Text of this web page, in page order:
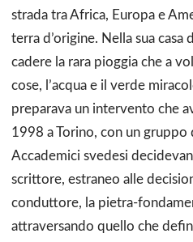
strada tra Africa, Europa e
terra d’origine. Nella sua
cadere la rara pioggia che a
cose, l’acqua e il verde
preparava un intervento che
1998 a Torino, con un
Accademici svedesi
scrittore, estraneo alle
conduttore, la pietra-
attraversando quello che